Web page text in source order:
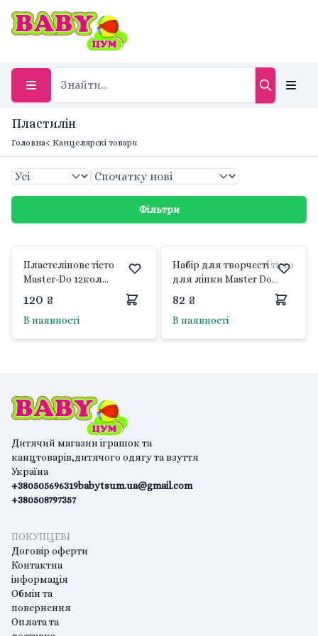
Пластилін
Головна< Канцелярскі товари
Фільтри
Пластелінове тісто
Master-Do 12кол
TMD-FL-12-01U danko toys
120 ₴
В наявності
Набір для творчесті тісто
для ліпки Master Do
8кол в колбі TMD-01-07
danko toys
82 ₴
В наявності
Дитячий магазин іграшок та
канцтоварів,дитячого одягу та взуття
Україна
+380505696319
+380508797357
babytsum.ua@gmail.com
ПОКУПЦЕВІ
Договір оферти
Контактна
інформація
Обмін та
повернення
Оплата та